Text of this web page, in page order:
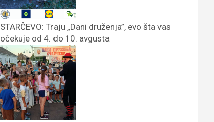
STARČEVO: Traju „Dani druženja”, evo šta vas
očekuje od 4. do 10. avgusta